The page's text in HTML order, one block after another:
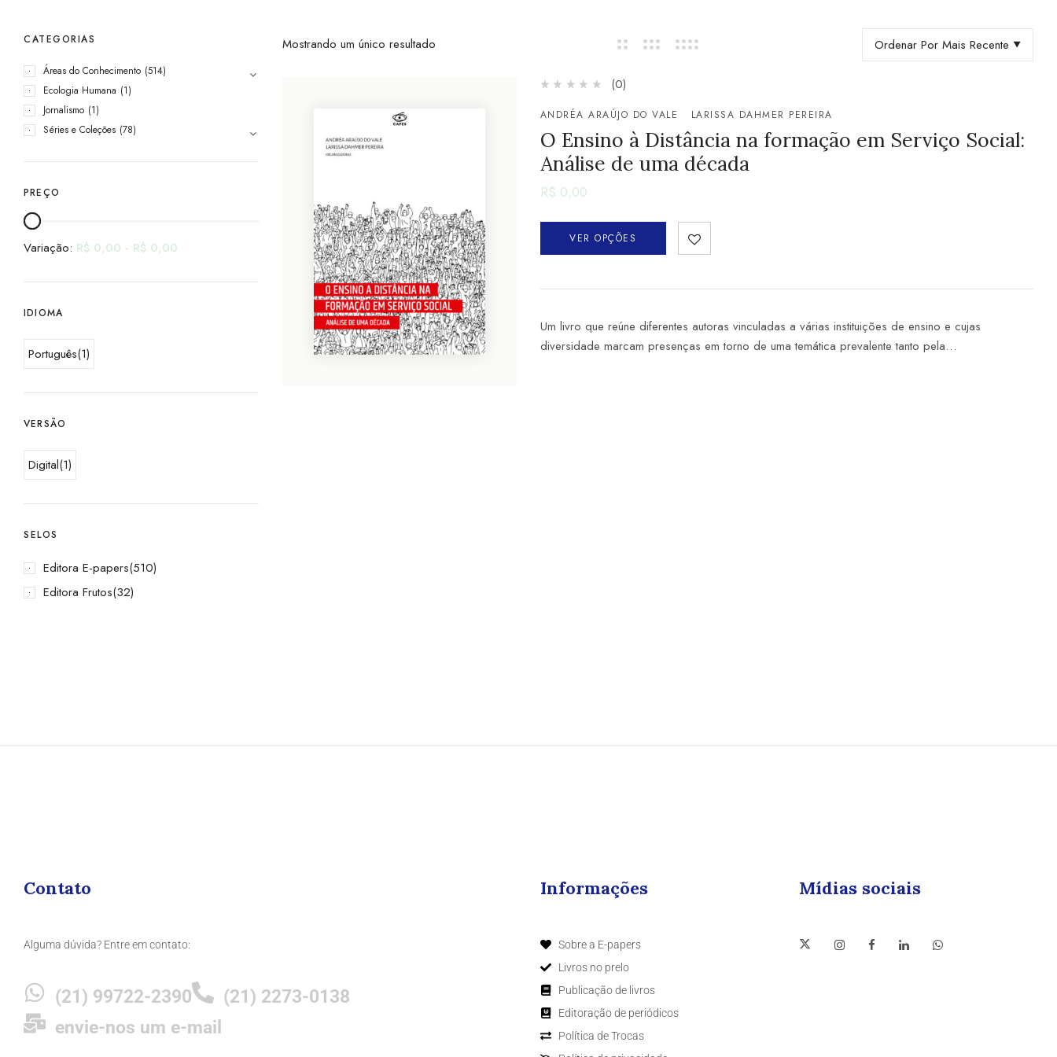
CATEGORIAS
Áreas do Conhecimento (514)
Ecologia Humana (1)
Jornalismo (1)
Séries e Coleções (78)
PREÇO
Variação: R$ 0,00 - R$ 0,00
IDIOMA
Português(1)
VERSÃO
Digital(1)
SELOS
Editora E-papers(510)
Editora Frutos(32)
Mostrando um único resultado Ordenar Por Mais Recente
(0)
ANDRÉA ARAÚJO DO VALE LARISSA DAHMER PEREIRA
O Ensino à Distância na formação em Serviço Social:
Análise de uma década
R$ 0,00
VER OPÇÕES
Um livro que reúne diferentes autoras vinculadas a várias instituições de ensino e cujas
diversidade marcam presenças em torno de uma temática prevalente tanto pela…
Contato
Alguma dúvida? Entre em contato:
(21) 99722-2390
(21) 2273-0138
envie-nos um e-mail
Informações
Sobre a E-papers
Livros no prelo
Publicação de livros
Editoração de periódicos
Política de Trocas
Mídias sociais